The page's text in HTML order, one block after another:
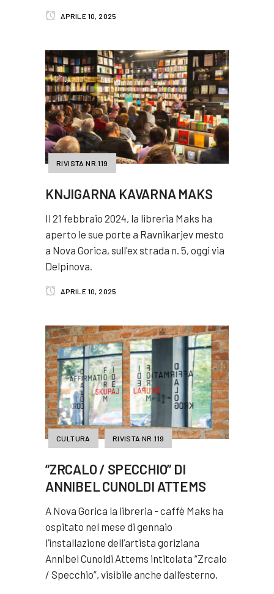
APRILE 10, 2025
RIVISTA NR.119
KNJIGARNA KAVARNA MAKS
Il 21 febbraio 2024, la libreria Maks ha
aperto le sue porte a Ravnikarjev mesto
a Nova Gorica, sull'ex strada n. 5, oggi via
Delpinova.
APRILE 10, 2025
CULTURA RIVISTA NR.119
“ZRCALO / SPECCHIO” DI
ANNIBEL CUNOLDI ATTEMS
A Nova Gorica la libreria - caffè Maks ha
ospitato nel mese di gennaio
l’installazione dell’artista goriziana
Annibel Cunoldi Attems intitolata “Zrcalo
/ Specchio”, visibile anche dall’esterno.